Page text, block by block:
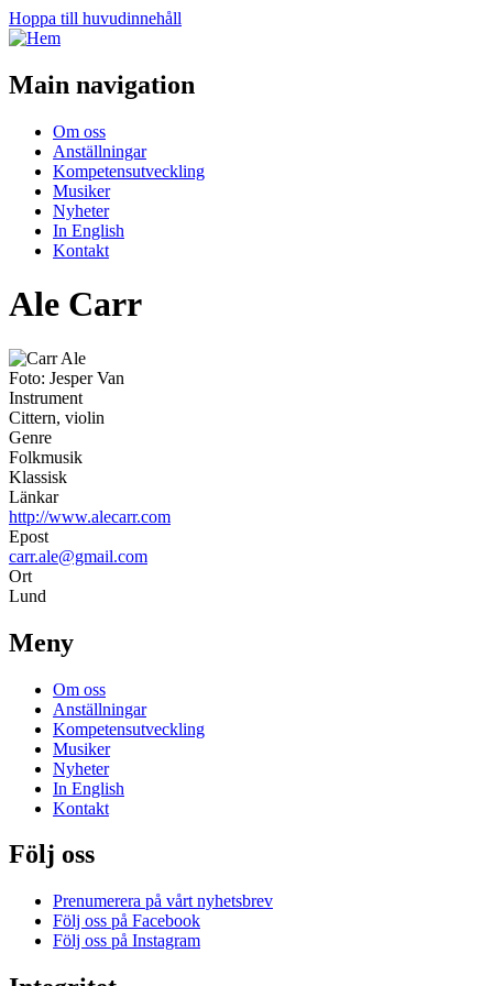
Hoppa till huvudinnehåll
Main navigation
Om oss
Anställningar
Kompetensutveckling
Musiker
Nyheter
In English
Kontakt
Ale Carr
Foto: Jesper Van
Instrument
Cittern, violin
Genre
Folkmusik
Klassisk
Länkar
http://www.alecarr.com
Epost
carr.ale@gmail.com
Ort
Lund
Meny
Om oss
Anställningar
Kompetensutveckling
Musiker
Nyheter
In English
Kontakt
Följ oss
Prenumerera på vårt nyhetsbrev
Följ oss på Facebook
Följ oss på Instagram